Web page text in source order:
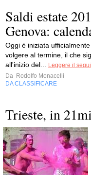
Saldi estate
Genova:
Oggi è iniziata
volgere al termine, il che
all'inizio del...
Leggere il
Da Rodolfo Monacelli
DA CLASSIFICARE
Trieste, in